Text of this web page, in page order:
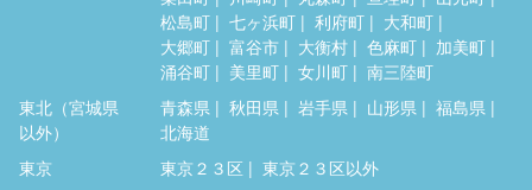
松島町
七ヶ浜町 利府町
大和町
大郷町
富谷市 大衡村 色麻町
加美町
涌谷町
美里町 女川町
南三陸町
東北（宮城県
以外）
青森県 秋田県 岩手県 山形県
福島県
北海道
東京
東京２３区 東京２３区以外